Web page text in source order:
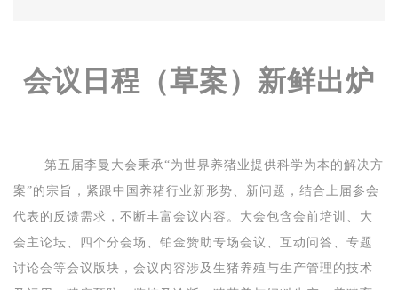
会议日程（草案）新鲜出炉
第五届李曼大会秉承“为世界养猪业提供科学为本的解决方
案”的宗旨，紧跟中国养猪行业新形势、新问题，结合上届参会
代表的反馈需求，不断丰富会议内容。大会包含会前培训、大
会主论坛、四个分会场、铂金赞助专场会议、互动问答、专题
讨论会等会议版块，会议内容涉及生猪养殖与生产管理的技术